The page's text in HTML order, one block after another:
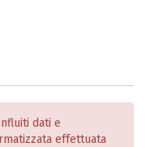
dati e
effettuata